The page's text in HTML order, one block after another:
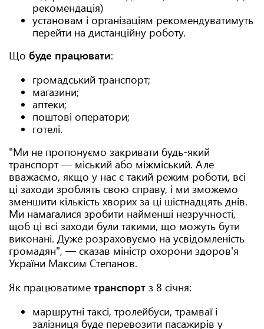
рекомендація)
установам і організаціям рекомендуватимуть
перейти на дистанційну роботу.
Що буде працювати:
громадський транспорт;
магазини;
аптеки;
поштові оператори;
готелі.
"Ми не пропонуємо закривати будь-який
транспорт — міський або міжміський. Але
вважаємо, якщо у нас є такий режим роботи, всі
ці заходи зроблять свою справу, і ми зможемо
зменшити кількість хворих за ці шістнадцять днів.
Ми намагалися зробити найменші незручності,
щоб ці всі заходи були такими, що можуть бути
виконані. Дуже розраховуємо на усвідомленість
громадян", — сказав міністр охорони здоров'я
України Максим Степанов.
Як працюватиме транспорт з 8 січня:
маршрутні таксі, тролейбуси, трамваї і
залізниця буде перевозити пасажирів у